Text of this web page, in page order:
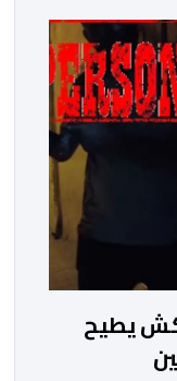
وفحص الوثائق،
والمخدرات والمواد
والتقييس
يطيح